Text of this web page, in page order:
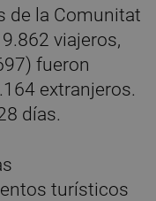
de la Comunitat
viajeros,
fueron
extranjeros.
días.
turísticos